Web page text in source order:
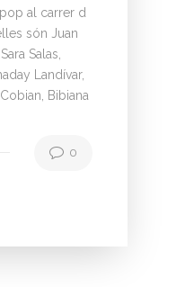
al carrer d
són Juan
Salas,
Landívar,
Bibiana
0